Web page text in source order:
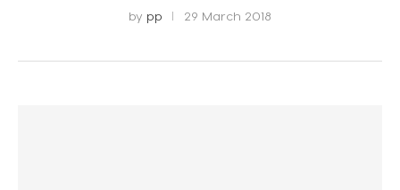
by pp 29 March 2018